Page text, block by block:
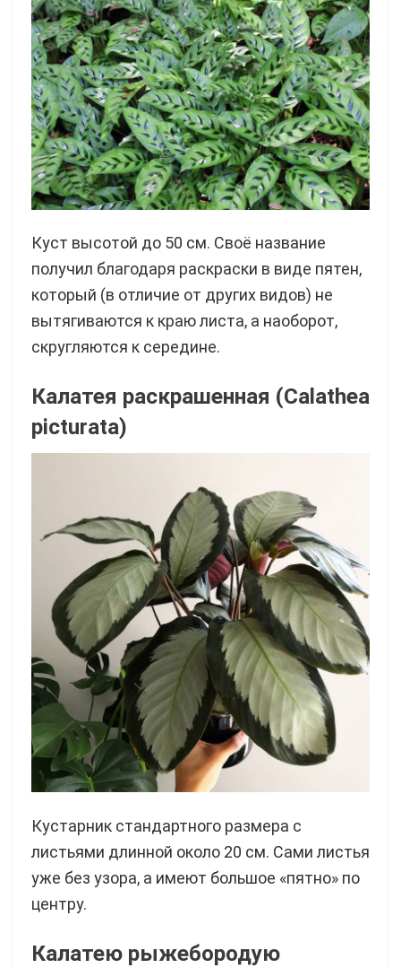
Куст высотой до 50 см. Своё название
получил благодаря раскраски в виде пятен,
который (в отличие от других видов) не
вытягиваются к краю листа, а наоборот,
скругляются к середине.
Калатея раскрашенная (Calathea
picturata)
Кустарник стандартного размера с
листьями длинной около 20 см. Сами листья
уже без узора, а имеют большое «пятно» по
центру.
Калатею рыжебородую